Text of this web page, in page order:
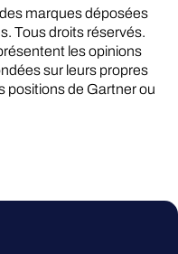
marques déposées
Tous droits réservés.
les opinions
sur leurs propres
positions de Gartner ou